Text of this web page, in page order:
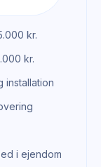
kr.
kr.
i ejendom